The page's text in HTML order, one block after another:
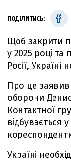
ПОДІЛИТИСЬ:
Щоб закрити
у 2025 році та
Росії, Україні
Про це заявив
оборони
Контактної
відбувається
Україні